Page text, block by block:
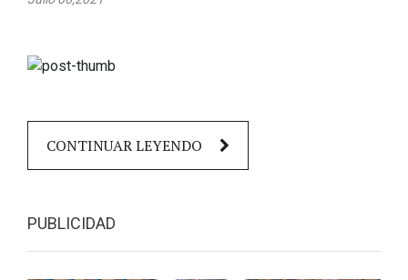
CONTINUAR LEYENDO
PUBLICIDAD